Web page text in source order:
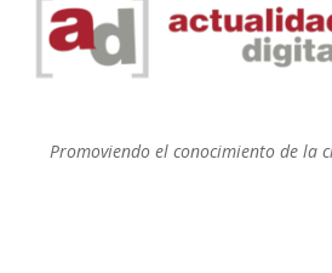
Promoviendo el conocimiento de la